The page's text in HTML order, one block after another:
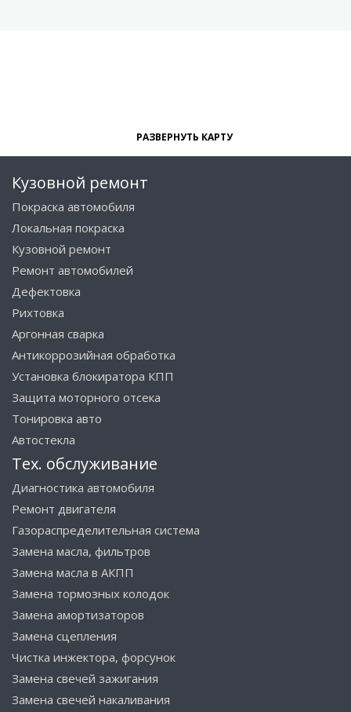
РАЗВЕРНУТЬ КАРТУ
Кузовной ремонт
Покраска автомобиля
Локальная покраска
Кузовной ремонт
Ремонт автомобилей
Дефектовка
Рихтовка
Аргонная сварка
Антикоррозийная обработка
Установка блокиратора КПП
Защита моторного отсека
Тонировка авто
Автостекла
Тех. обслуживание
Диагностика автомобиля
Ремонт двигателя
Газораспределительная система
Замена масла, фильтров
Замена масла в АКПП
Замена тормозных колодок
Замена амортизаторов
Замена сцепления
Чистка инжектора, форсунок
Замена свечей зажигания
Замена свечей накаливания